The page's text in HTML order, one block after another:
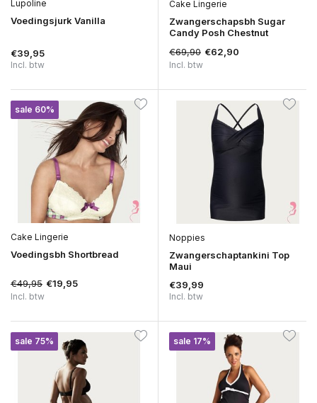
Lupoline
Voedingsjurk Vanilla
€39,95
Incl. btw
Cake Lingerie
Zwangerschapsbh Sugar
Candy Posh Chestnut
€69,90 €62,90
Incl. btw
sale 60%
Cake Lingerie
Voedingsbh Shortbread
€49,95 €19,95
Incl. btw
Noppies
Zwangerschaptankini Top
Maui
€39,99
Incl. btw
sale 75% sale 17%